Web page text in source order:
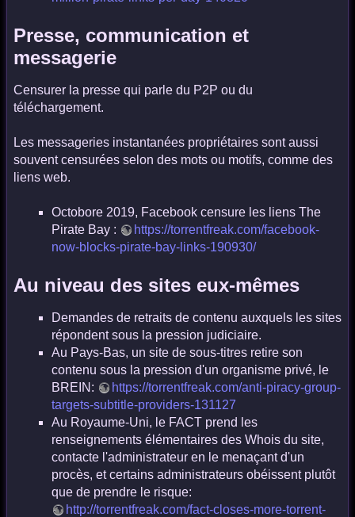
Presse, communication et
messagerie
Censurer la presse qui parle du P2P ou du
téléchargement.
Les messageries instantanées propriétaires sont aussi
souvent censurées selon des mots ou motifs, comme des
liens web.
Octobore 2019, Facebook censure les liens The
Pirate Bay :
https://torrentfreak.com/facebook-
now-blocks-pirate-bay-links-190930/
Au niveau des sites eux-mêmes
Demandes de retraits de contenu auxquels les sites
répondent sous la pression judiciaire.
Au Pays-Bas, un site de sous-titres retire son
contenu sous la pression d'un organisme privé, le
BREIN:
https://torrentfreak.com/anti-piracy-group-
targets-subtitle-providers-131127
Au Royaume-Uni, le FACT prend les
renseignements élémentaires des Whois du site,
contacte l'administrateur en le menaçant d'un
procès, et certains administrateurs obéissent plutôt
que de prendre le risque:
http://torrentfreak.com/fact-closes-more-torrent-